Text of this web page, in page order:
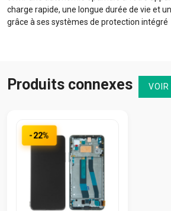
charge rapide, une longue durée de vie et
grâce à ses systèmes de protection intégré
Produits connexes
-22%